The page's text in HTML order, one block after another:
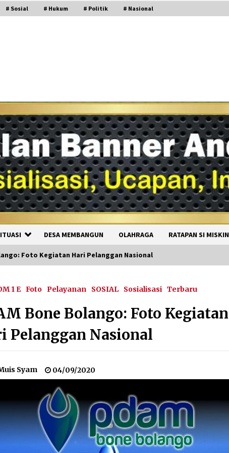
# Sosial # Hukum # Politik # Nasional
DESA MEMBANGUN OLAHRAGA RATAPAN SI MISKIN
Foto Kegiatan Hari Pelanggan Nasional
1 E Foto Pelayanan SOSIAL Sosialisasi Terbaru
Bone Bolango: Foto Kegiatan
Pelanggan Nasional
Syam 04/09/2020